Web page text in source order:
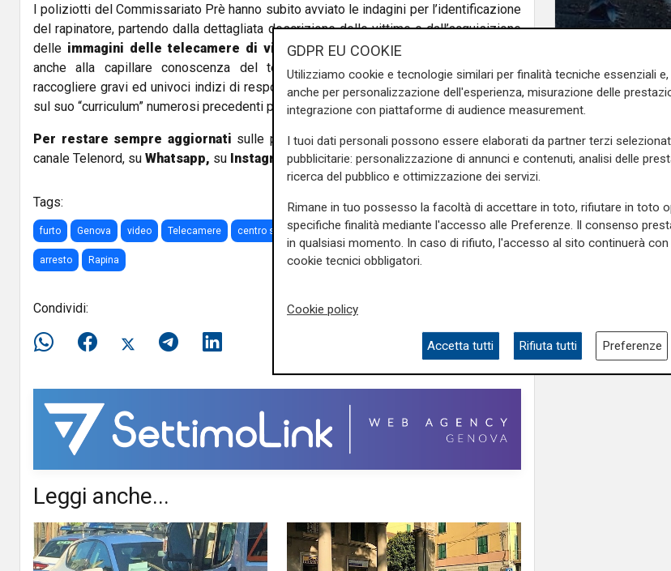
I poliziotti del Commissariato Prè hanno subito avviato le indagini per l’identificazione
del rapinatore, partendo dalla dettagliata descrizione delle vittime e dall’acquisizione
delle immagini delle telecamere di videosorveglianza. In breve tempo, grazie
anche alla capillare conoscenza del territorio, gli investigatori sono riusciti a
raccogliere gravi ed univoci indizi di responsabilità a carico del 22enne che vanta già
sul suo “curriculum” numerosi precedenti per reati predatori, anche di natura violenta.
Per restare sempre aggiornati sulle principali notizie sulla Liguria seguiteci sul
canale Telenord, su Whatsapp, su Instagram,suYoutubee suFacebook.
Tags:
furto Genova video Telecamere centro storico via delle fontane vico untoria polizia
arresto Rapina
Condividi:
Leggi anche...
Genova si
all'autunno:
torrenti
GDPR EU COOKIE
Utilizziamo cookie e tecnologie similari per finalità tecniche essenziali
anche per personalizzazione dell'esperienza, misurazione delle
integrazione con piattaforme di audience measurement.
I tuoi dati personali possono essere elaborati da partner terzi
pubblicitarie: personalizzazione di annunci e contenuti, analisi delle
ricerca del pubblico e ottimizzazione dei servizi.
Rimane in tuo possesso la facoltà di accettare in toto, rifiutare in toto
specifiche finalità mediante l'accesso alle Preferenze. Il consenso
in qualsiasi momento. In caso di rifiuto, l'accesso al sito continuerà
cookie tecnici obbligatori.
Cookie policy
Accetta tutti Rifiuta tutti Preferenze